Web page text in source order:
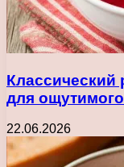
Классический
для
22.06.2026